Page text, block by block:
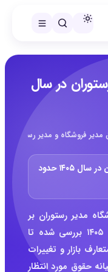
در سال
فروشگاه و مدیر رستوران در
حدود
مدیر رستوران بر
اساس داده‌های گزارش حقوق و دستمزد ۱۴۰۵ بررسی شده تا
بازار و تغییرات
حقوق مورد انتظار